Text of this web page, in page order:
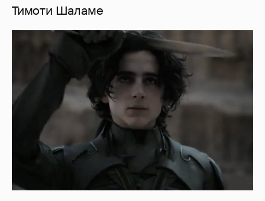
Тимоти Шаламе